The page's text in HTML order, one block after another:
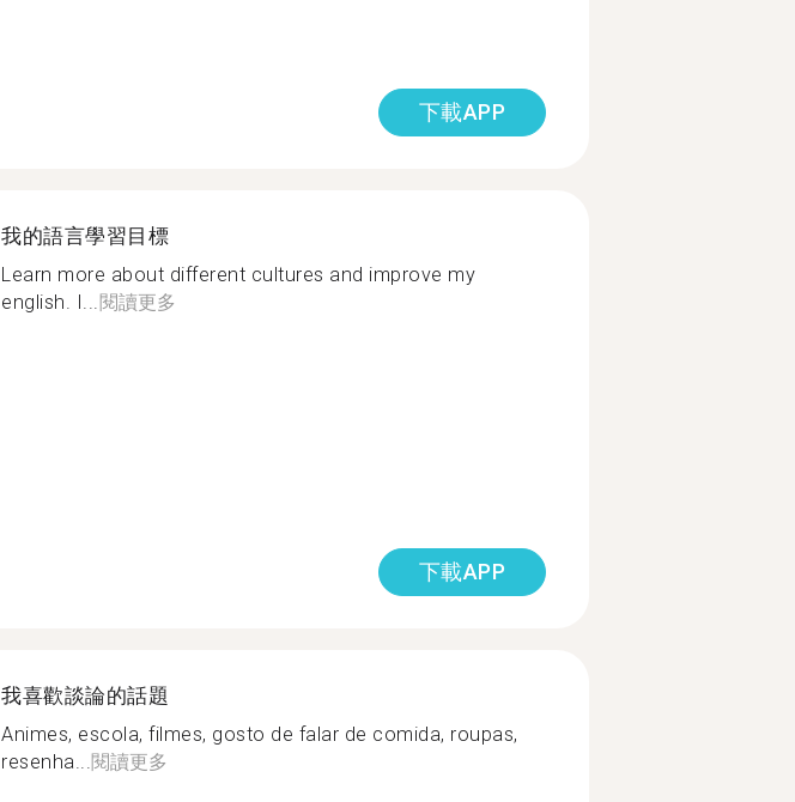
下載APP
我的語言學習目標
Learn more about different cultures and improve my
english. I...閱讀更多
下載APP
我喜歡談論的話題
Animes, escola, filmes, gosto de falar de comida, roupas,
resenha...閱讀更多